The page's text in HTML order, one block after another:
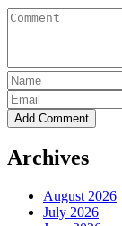
Archives
August 2026
July 2026